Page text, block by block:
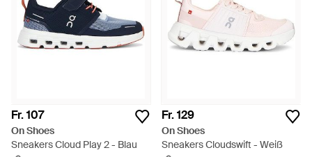
Fr. 107
On Shoes
Sneakers Cloud Play 2 - Blau
Fr. 129
On Shoes
Sneakers Cloudswift - Weiß